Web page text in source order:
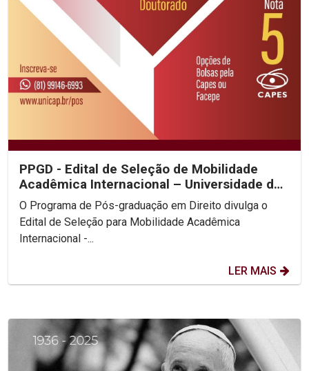
PPGD - Edital de Seleção de Mobilidade
Acadêmica Internacional – Universidade de
Pisa - Itália
O Programa de Pós-graduação em Direito divulga o
Edital de Seleção para Mobilidade Acadêmica
Internacional -...
LER MAIS